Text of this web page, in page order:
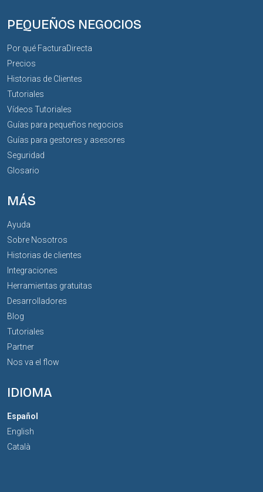
PEQUEÑOS NEGOCIOS
Por qué FacturaDirecta
Precios
Historias de Clientes
Tutoriales
Vídeos Tutoriales
Guías para pequeños negocios
Guías para gestores y asesores
Seguridad
Glosario
MÁS
Ayuda
Sobre Nosotros
Historias de clientes
Integraciones
Herramientas gratuitas
Desarrolladores
Blog
Tutoriales
Partner
Nos va el flow
IDIOMA
Español
English
Català